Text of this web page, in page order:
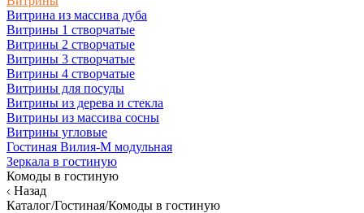
Витрина из массива дуба
Витрины 1 створчатые
Витрины 2 створчатые
Витрины 3 створчатые
Витрины 4 створчатые
Витрины для посуды
Витрины из дерева и стекла
Витрины из массива сосны
Витрины угловые
Гостиная Вилия-М модульная
Зеркала в гостиную
Комоды в гостиную
Назад
Каталог/Гостиная/Комоды в гостиную